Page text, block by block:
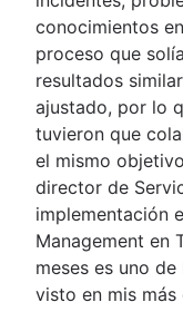
conocimientos
proceso que
resultados
ajustado, por lo
tuvieron que
el mismo
director de
implementación
Management en
meses es uno
visto en mis más